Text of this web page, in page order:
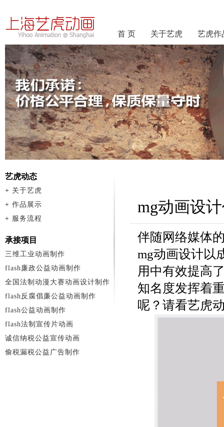
首 页 关于艺虎 艺虎作
mg动画设
伴随网络媒体
mg动画设计以
用中有效提高
知名度发挥着
呢？请看艺虎
艺虎动态
+ 关于艺虎
+ 作品展示
+ 服务流程
承接项目
三维工业动画制作
flash廉政公益动画制作
全国法制动漫大赛动画设计制作
flash反腐倡廉公益动画制作
flash公益动画制作
flash法制宣传片动画
诚信纳税公益宣传动画
偷税漏税公益广告制作